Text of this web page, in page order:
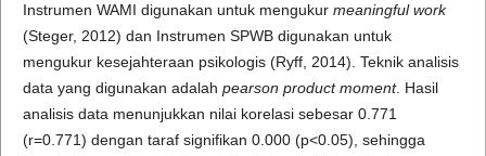
Instrumen WAMI digunakan untuk mengukur meaningful work
(Steger, 2012) dan Instrumen SPWB digunakan untuk
mengukur kesejahteraan psikologis (Ryff, 2014). Teknik analisis
data yang digunakan adalah pearson product moment. Hasil
analisis data menunjukkan nilai korelasi sebesar 0.771
(r=0.771) dengan taraf signifikan 0.000 (p<0.05), sehingga